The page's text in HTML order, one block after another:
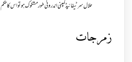
حلال سرٹیفائیڈ کمپنی اندرونی طور مشکوک ہو تو اس کا حکم
زمرجات